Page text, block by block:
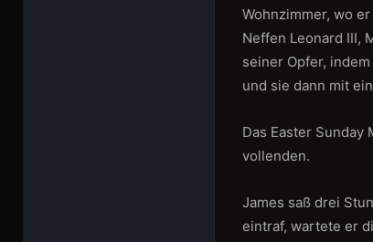
Wohnzimmer, wo
Neffen Leonard III,
seiner Opfer,
und sie dann mit
Das Easter
vollenden.
James saß drei
eintraf, wartete er